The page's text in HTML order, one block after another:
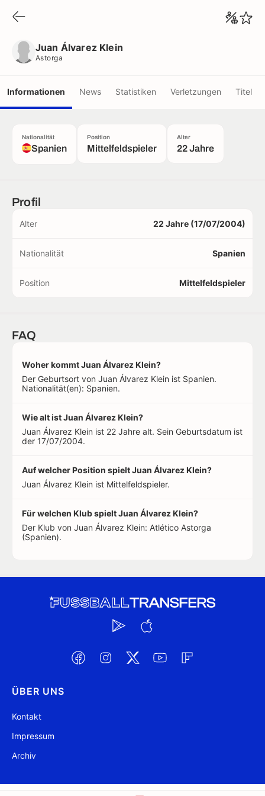
Juan Álvarez Klein
Astorga
Informationen News Statistiken Verletzungen Titel
Nationalität
Spanien
Position
Mittelfeldspieler
Alter
22 Jahre
Profil
Alter 22 Jahre (17/07/2004)
Nationalität Spanien
Position Mittelfeldspieler
FAQ
Woher kommt Juan Álvarez Klein?
Der Geburtsort von Juan Álvarez Klein ist Spanien.
Nationalität(en): Spanien.
Wie alt ist Juan Álvarez Klein?
Juan Álvarez Klein ist 22 Jahre alt. Sein Geburtsdatum ist
der 17/07/2004.
Auf welcher Position spielt Juan Álvarez Klein?
Juan Álvarez Klein ist Mittelfeldspieler.
Für welchen Klub spielt Juan Álvarez Klein?
Der Klub von Juan Álvarez Klein: Atlético Astorga
(Spanien).
ÜBER UNS
Kontakt
Impressum
Archiv